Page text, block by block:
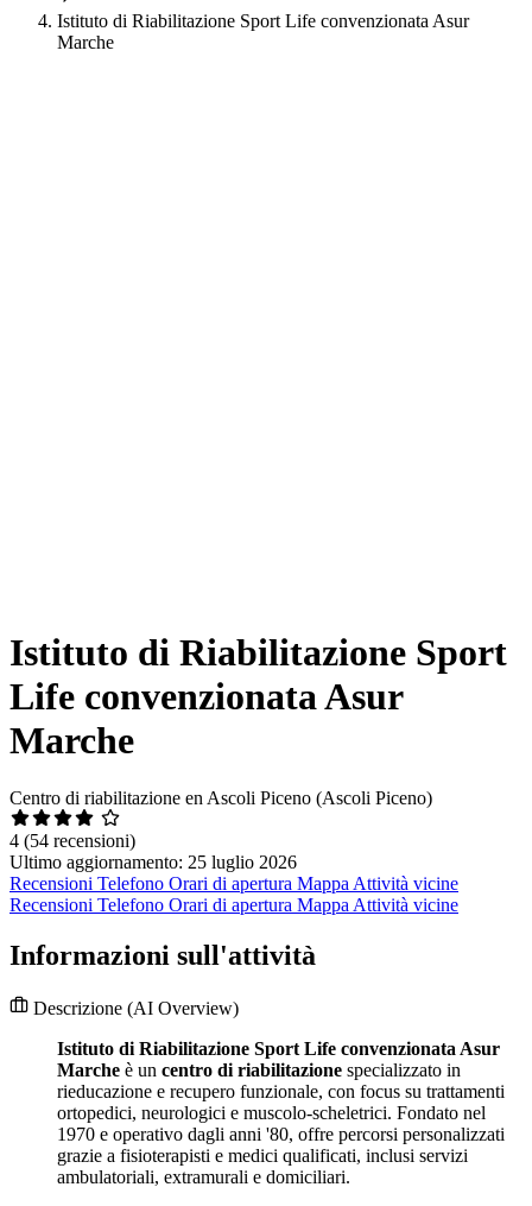
Istituto di Riabilitazione Sport Life convenzionata Asur
Marche
Istituto di Riabilitazione Sport
Life convenzionata Asur
Marche
Centro di riabilitazione en Ascoli Piceno (Ascoli Piceno)
4 (54 recensioni)
Ultimo aggiornamento: 25 luglio 2026
Recensioni Telefono Orari di apertura Mappa Attività vicine
Recensioni Telefono Orari di apertura Mappa Attività vicine
Informazioni sull'attività
Descrizione (AI Overview)
Istituto di Riabilitazione Sport Life convenzionata Asur
Marche è un centro di riabilitazione specializzato in
rieducazione e recupero funzionale, con focus su trattamenti
ortopedici, neurologici e muscolo-scheletrici. Fondato nel
1970 e operativo dagli anni '80, offre percorsi personalizzati
grazie a fisioterapisti e medici qualificati, inclusi servizi
ambulatoriali, extramurali e domiciliari.